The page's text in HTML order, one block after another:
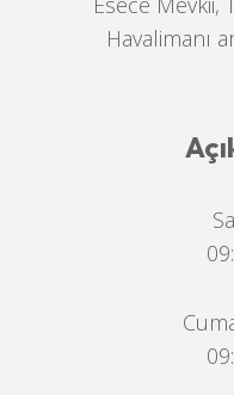
Havalimanı